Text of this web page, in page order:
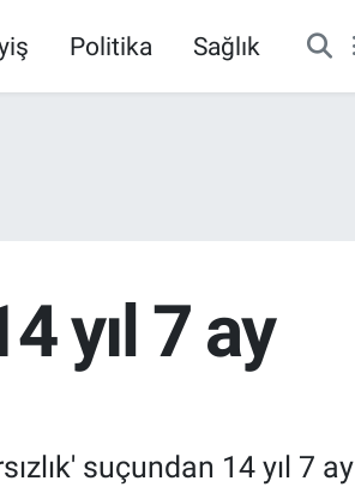
Politika Sağlık
yıl 7 ay
suçundan 14 yıl 7 ay